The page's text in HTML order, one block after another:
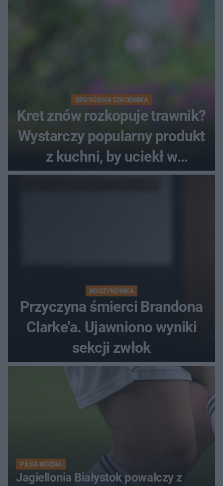
SPOSÓB NA SZKODNIKA
Kret znów rozkopuje trawnik?
Wystarczy popularny produkt
z kuchni, by uciekł w
popłochu
KOSZYKÓWKA
Przyczyna śmierci Brandona
Clarke'a. Ujawniono wyniki
sekcji zwłok
PIŁKA NOŻNA
Jagiellonia Białystok powalczy z